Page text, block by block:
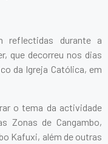
reflectidas durante a
que decorreu nos dias
da Igreja Católica, em
o tema da actividade
Zonas de Cangambo,
Kafuxi, além de outras